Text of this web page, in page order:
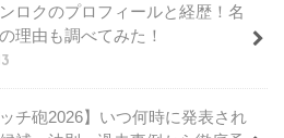
ロクのプロフィールと経歴！名
理由も調べてみた！
ッチ砲2026】いつ何時に発表され